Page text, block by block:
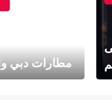
مطارات دبي